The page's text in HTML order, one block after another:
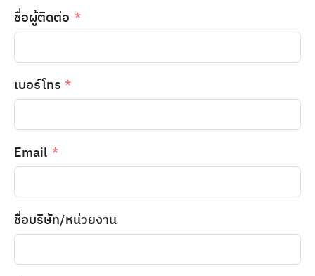
ชื่อผู้ติดต่อ
เบอร์โทร
Email
ชื่อบริษัท/หน่วยงาน